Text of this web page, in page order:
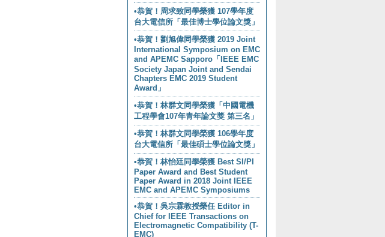
•恭賀！周求致同學榮獲 107學年度
台大電信所「最佳博士學位論文獎」
•恭賀！劉旭偉同學榮獲 2019 Joint
International Symposium on EMC
and APEMC Sapporo「IEEE EMC
Society Japan Joint and Sendai
Chapters EMC 2019 Student
Award」
•恭賀！林群文同學榮獲「中國電機
工程學會107年青年論文獎 第三名」
•恭賀！林群文同學榮獲 106學年度
台大電信所「最佳碩士學位論文獎」
•恭賀！林怡廷同學榮獲 Best SI/PI
Paper Award and Best Student
Paper Award in 2018 Joint IEEE
EMC and APEMC Symposiums
•恭賀！吳宗霖教授榮任 Editor in
Chief for IEEE Transactions on
Electromagnetic Compatibility (T-
EMC)